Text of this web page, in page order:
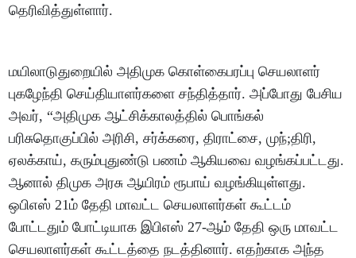
தெரிவித்துள்ளார்.
மயிலாடுதுறையில் அதிமுக கொள்கைபரப்பு செயலாளர்
புகழேந்தி செய்தியாளர்களை சந்தித்தார். அப்போது பேசிய
அவர், “அதிமுக ஆட்சிக்காலத்தில் பொங்கல்
பரிசுதொகுப்பில் அரிசி, சர்க்கரை, திராட்சை, முந்;திரி,
ஏலக்காய், கரும்புதுண்டு பணம் ஆகியவை வழங்கப்பட்டது.
ஆனால் திமுக அரசு ஆயிரம் ரூபாய் வழங்கியுள்ளது.
ஒபிஎஸ் 21ம் தேதி மாவட்ட செயலாளர்கள் கூட்டம்
போட்டதும் போட்டியாக இபிஎஸ் 27-ஆம் தேதி ஒரு மாவட்ட
செயலாளர்கள் கூட்டத்தை நடத்தினார். எதற்காக அந்த